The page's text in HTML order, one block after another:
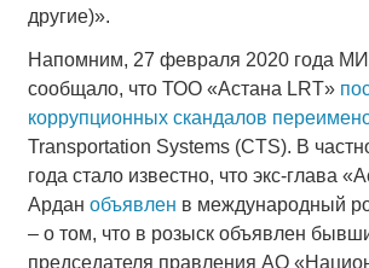
другие)».
Напомним, 27 февраля 2020 года
сообщало, что ТОО «Астана LRT»
коррупционных скандалов
Transportation Systems (CTS). В
года стало известно, что экс-глава
Ардан объявлен в международный
– о том, что в розыск объявлен
председателя правления АО